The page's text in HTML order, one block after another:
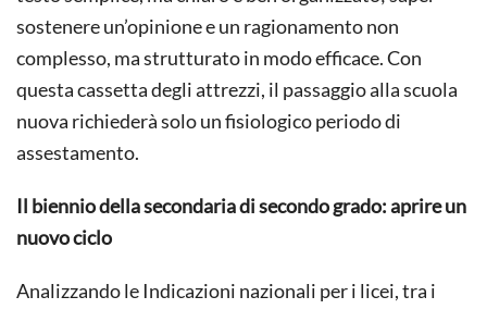
sostenere un’opinione e un ragionamento non
complesso, ma strutturato in modo efficace. Con
questa cassetta degli attrezzi, il passaggio alla scuola
nuova richiederà solo un fisiologico periodo di
assestamento.
Il biennio della secondaria di secondo grado: aprire un
nuovo ciclo
Analizzando le Indicazioni nazionali per i licei, tra i